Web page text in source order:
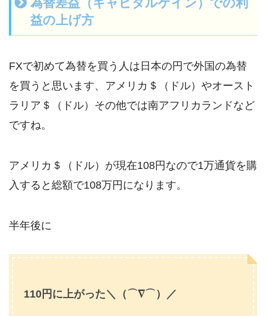
為替差益（キャピタルゲイン）での利
益の上げ方
FXで初めて為替を買う人は日本の円で外国の為替
を買うと思います、アメリカ＄（ドル）やオースト
ラリア＄（ドル）その他では南アフリカランドなど
ですね。
アメリカ＄（ドル）が現在108円なので1万通貨を購
入すると総額で108万円になります。
半年後に
110円に上がった＼（⌒∇⌒）／